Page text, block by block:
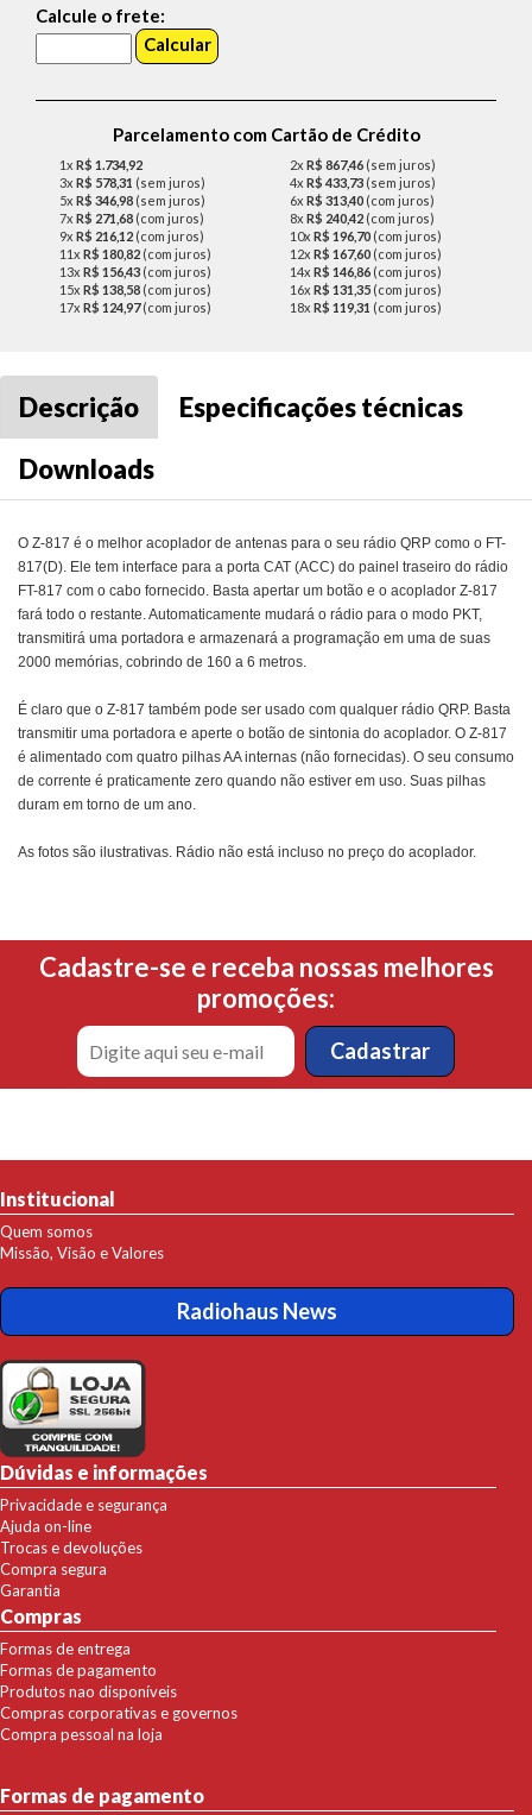
Calcule o frete:
Parcelamento com Cartão de Crédito
1x R$ 1.734,92 2x R$ 867,46 (sem juros)
3x R$ 578,31 (sem juros) 4x R$ 433,73 (sem juros)
5x R$ 346,98 (sem juros) 6x R$ 313,40 (com juros)
7x R$ 271,68 (com juros) 8x R$ 240,42 (com juros)
9x R$ 216,12 (com juros) 10x R$ 196,70 (com juros)
11x R$ 180,82 (com juros) 12x R$ 167,60 (com juros)
13x R$ 156,43 (com juros) 14x R$ 146,86 (com juros)
15x R$ 138,58 (com juros) 16x R$ 131,35 (com juros)
17x R$ 124,97(com juros) 18x R$ 119,31 (com juros)
Descrição
Especificações técnicas
Downloads
O Z-817 é o melhor acoplador de antenas para o seu rádio QRP como o FT-
817(D). Ele tem interface para a porta CAT (ACC) do painel traseiro do rádio
FT-817 com o cabo fornecido. Basta apertar um botão e o acoplador Z-817
fará todo o restante. Automaticamente mudará o rádio para o modo PKT,
transmitirá uma portadora e armazenará a programação em uma de suas
2000 memórias, cobrindo de 160 a 6 metros.
É claro que o Z-817 também pode ser usado com qualquer rádio QRP. Basta
transmitir uma portadora e aperte o botão de sintonia do acoplador. O Z-817
é alimentado com quatro pilhas AA internas (não fornecidas). O seu consumo
de corrente é praticamente zero quando não estiver em uso. Suas pilhas
duram em torno de um ano.
As fotos são ilustrativas. Rádio não está incluso no preço do acoplador.
Cadastre-se e receba nossas melhores
promoções:
Institucional
Quem somos
Missão, Visão e Valores
Radiohaus News
Dúvidas e informações
Privacidade e segurança
Ajuda on-line
Trocas e devoluções
Compra segura
Garantia
Compras
Formas de entrega
Formas de pagamento
Produtos nao disponíveis
Compras corporativas e governos
Compra pessoal na loja
Formas de pagamento